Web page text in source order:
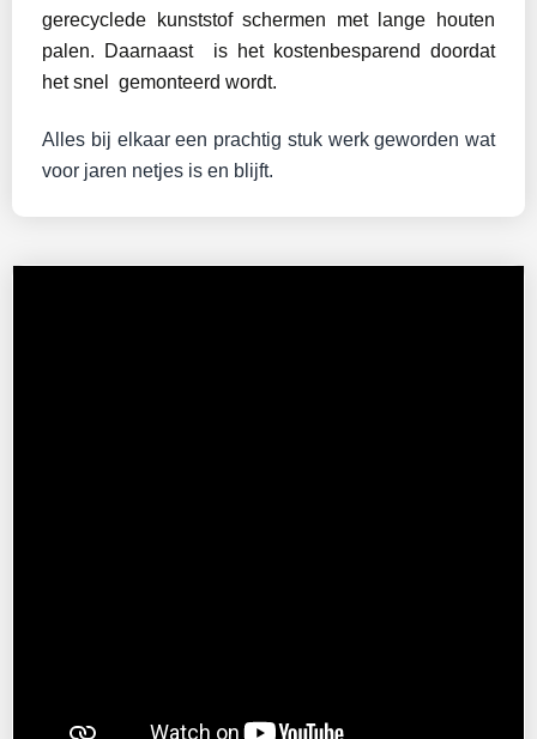
gerecyclede kunststof schermen met lange houten
palen. Daarnaast is het kostenbesparend doordat
het snel gemonteerd wordt.
Alles bij elkaar een prachtig stuk werk geworden wat
voor jaren netjes is en blijft.